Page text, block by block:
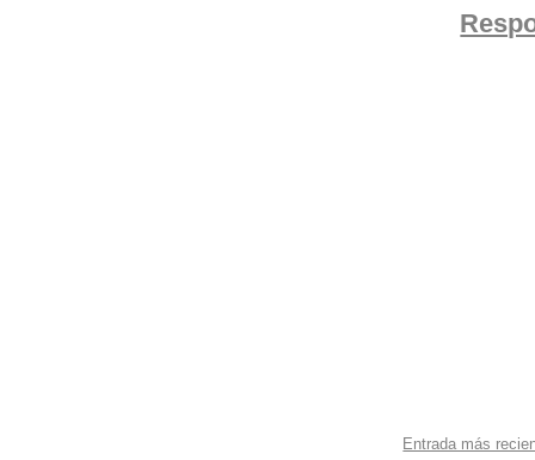
Entrada más